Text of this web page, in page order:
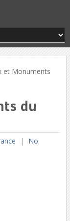
Monuments
du
No